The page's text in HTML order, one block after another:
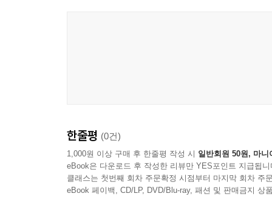
챕터 6 협업 인터페이스 설계
요구사항 합의 절차
역할 분담과 책임 구분
리뷰 요청과 피드백 규칙
한줄평 (0건)
1,000원 이상 구매 후 한줄평 작성 시 일반회원 50원, 마니
eBook은 다운로드 후 작성한 리뷰만 YES포인트 지급됩니
클래스는 첫번째 회차 주문확정 시점부터 마지막 회차 주
eBook 페이백, CD/LP, DVD/Blu-ray, 패션 및 판매금지 상